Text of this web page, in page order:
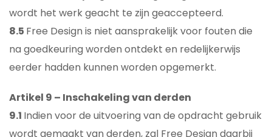
wordt het werk geacht te zijn geaccepteerd.
8.5 Free Design is niet aansprakelijk voor fouten die
na goedkeuring worden ontdekt en redelijkerwijs
eerder hadden kunnen worden opgemerkt.
Artikel 9 – Inschakeling van derden
9.1 Indien voor de uitvoering van de opdracht gebruik
wordt gemaakt van derden, zal Free Design daarbij